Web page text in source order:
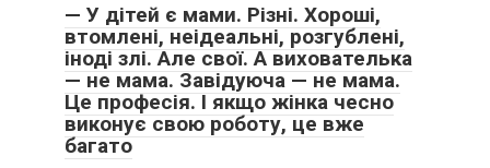
— У дітей є мами. Різні. Хороші,
втомлені, неідеальні, розгублені,
іноді злі. Але свої. А вихователька
— не мама. Завідуюча — не мама.
Це професія. І якщо жінка чесно
виконує свою роботу, це вже
багато